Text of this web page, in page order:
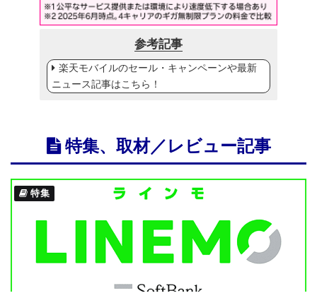
参考記事
楽天モバイルのセール・キャンペーンや最新
ニュース記事はこちら！
特集、取材／レビュー記事
特集